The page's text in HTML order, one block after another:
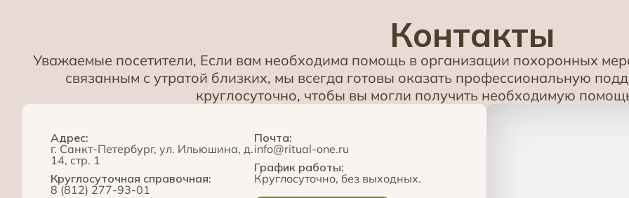
Контакты
Уважаемые посетители, Если вам необходима помощь в организации похоронных
связанным с утратой близких, мы всегда готовы оказать профессиональную
круглосуточно, чтобы вы могли получить необходимую
Адрес:
г. Санкт-Петербург, ул. Ильюшина, д.
14, стр. 1
Круглосуточная справочная:
8 (812) 277-93-01
Почта:
info@ritual-one.ru
График работы:
Круглосуточно, без выходных.